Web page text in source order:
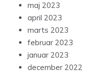
maj 2023
april 2023
marts 2023
februar 2023
januar 2023
december 2022